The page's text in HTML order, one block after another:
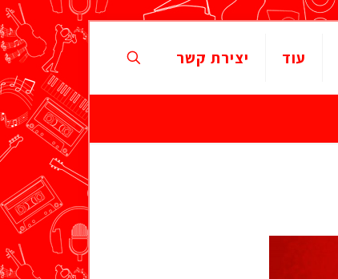
עוד יצירת קשר